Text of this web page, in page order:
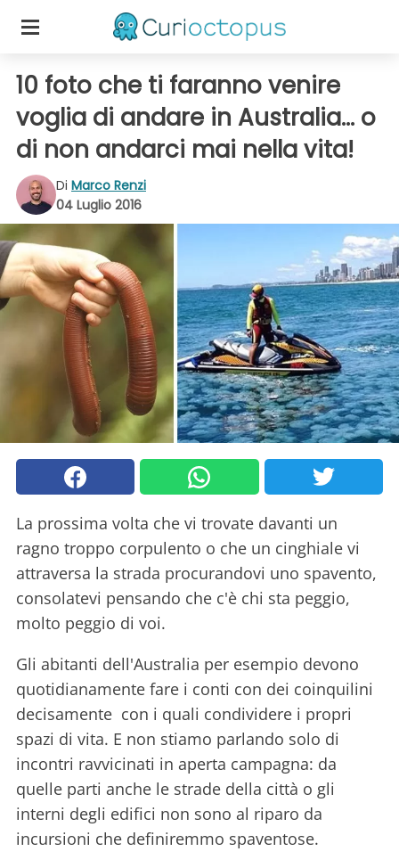
10 foto che ti faranno venire
voglia di andare in Australia... o
di non andarci mai nella vita!
Di Marco Renzi
04 Luglio 2016
La prossima volta che vi trovate davanti un
ragno troppo corpulento o che un cinghiale vi
attraversa la strada procurandovi uno spavento,
consolatevi pensando che c'è chi sta peggio,
molto peggio di voi.
Gli abitanti dell'Australia per esempio devono
quotidianamente fare i conti con dei coinquilini
decisamente con i quali condividere i propri
spazi di vita. E non stiamo parlando solo di
incontri ravvicinati in aperta campagna: da
quelle parti anche le strade della città o gli
interni degli edifici non sono al riparo da
incursioni che definiremmo spaventose.